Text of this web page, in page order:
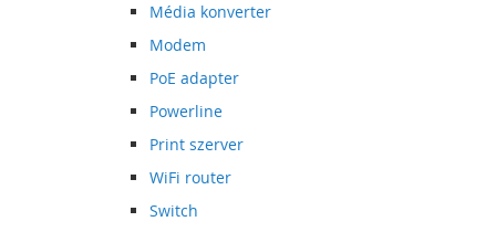
Média konverter
Modem
PoE adapter
Powerline
Print szerver
WiFi router
Switch